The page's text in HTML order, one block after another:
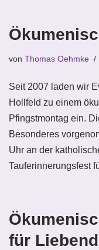
von Thomas Oehmke
Seit 2007 laden wir
Hollfeld zu einem
Pfingstmontag ein.
Besonderes
Uhr an der
Tauferinnerungsfest
für